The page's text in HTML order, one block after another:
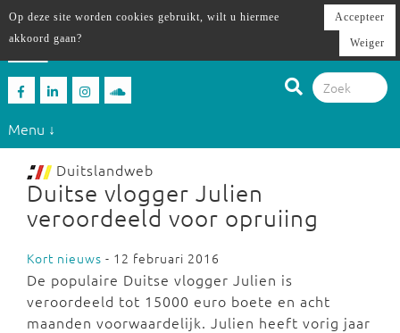
Menu ↓
Duitslandweb
Duitse vlogger Julien
veroordeeld voor opruiing
Kort nieuws - 12 februari 2016
De populaire Duitse vlogger Julien is
veroordeeld tot 15000 euro boete en acht
maanden voorwaardelijk. Julien heeft vorig jaar
Op deze site worden cookies gebruikt, wilt u hiermee
akkoord gaan?
Accepteer
Weiger